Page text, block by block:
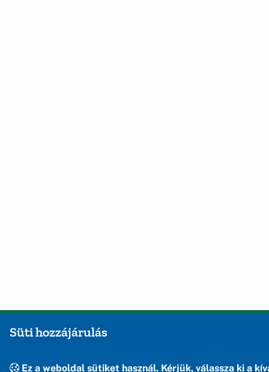
Süti hozzájárulás
Ez a weboldal sütiket használ. Kérjük, válassza ki a